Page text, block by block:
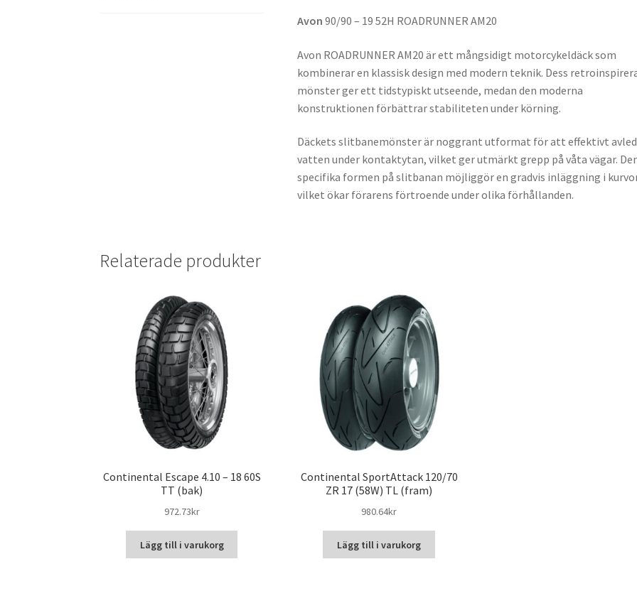
Avon 90/90 – 19 52H ROADRUNNER AM20
Avon ROADRUNNER AM20 är ett mångsidigt motorcykeldäck som
kombinerar en klassisk design med modern teknik. Dess
mönster ger ett tidstypiskt utseende, medan den moderna
konstruktionen förbättrar stabiliteten under körning.
Däckets slitbanemönster är noggrant utformat för att effektivt
vatten under kontaktytan, vilket ger utmärkt grepp på våta vägar.
specifika formen på slitbanan möjliggör en gradvis inläggning i
vilket ökar förarens förtroende under olika förhållanden.
Relaterade produkter
Continental Escape 4.10 – 18 60S
TT (bak)
972.73kr
Lägg till i varukorg
Continental SportAttack 120/70
ZR 17 (58W) TL (fram)
980.64kr
Lägg till i varukorg